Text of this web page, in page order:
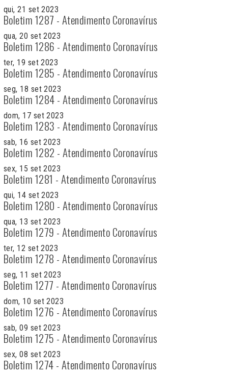
qui, 21 set 2023
Boletim 1287 - Atendimento Coronavírus
qua, 20 set 2023
Boletim 1286 - Atendimento Coronavírus
ter, 19 set 2023
Boletim 1285 - Atendimento Coronavírus
seg, 18 set 2023
Boletim 1284 - Atendimento Coronavírus
dom, 17 set 2023
Boletim 1283 - Atendimento Coronavírus
sab, 16 set 2023
Boletim 1282 - Atendimento Coronavírus
sex, 15 set 2023
Boletim 1281 - Atendimento Coronavírus
qui, 14 set 2023
Boletim 1280 - Atendimento Coronavírus
qua, 13 set 2023
Boletim 1279 - Atendimento Coronavírus
ter, 12 set 2023
Boletim 1278 - Atendimento Coronavírus
seg, 11 set 2023
Boletim 1277 - Atendimento Coronavírus
dom, 10 set 2023
Boletim 1276 - Atendimento Coronavírus
sab, 09 set 2023
Boletim 1275 - Atendimento Coronavírus
sex, 08 set 2023
Boletim 1274 - Atendimento Coronavírus